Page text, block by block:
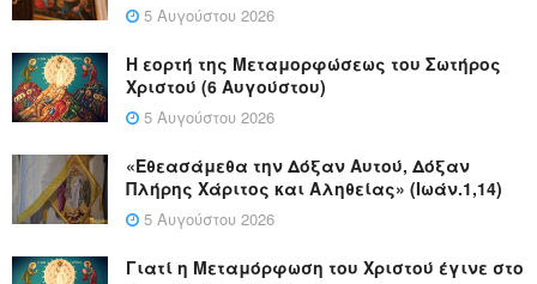
5 Αυγούστου 2026
Η εορτή της Μεταμορφώσεως του Σωτήρος
Χριστού (6 Αυγούστου)
5 Αυγούστου 2026
«Εθεασάμεθα την Δόξαν Αυτού, Δόξαν
Πλήρης Χάριτος και Αληθείας» (Ιωάν.1,14)
5 Αυγούστου 2026
Γιατί η Μεταμόρφωση του Χριστού έγινε στο